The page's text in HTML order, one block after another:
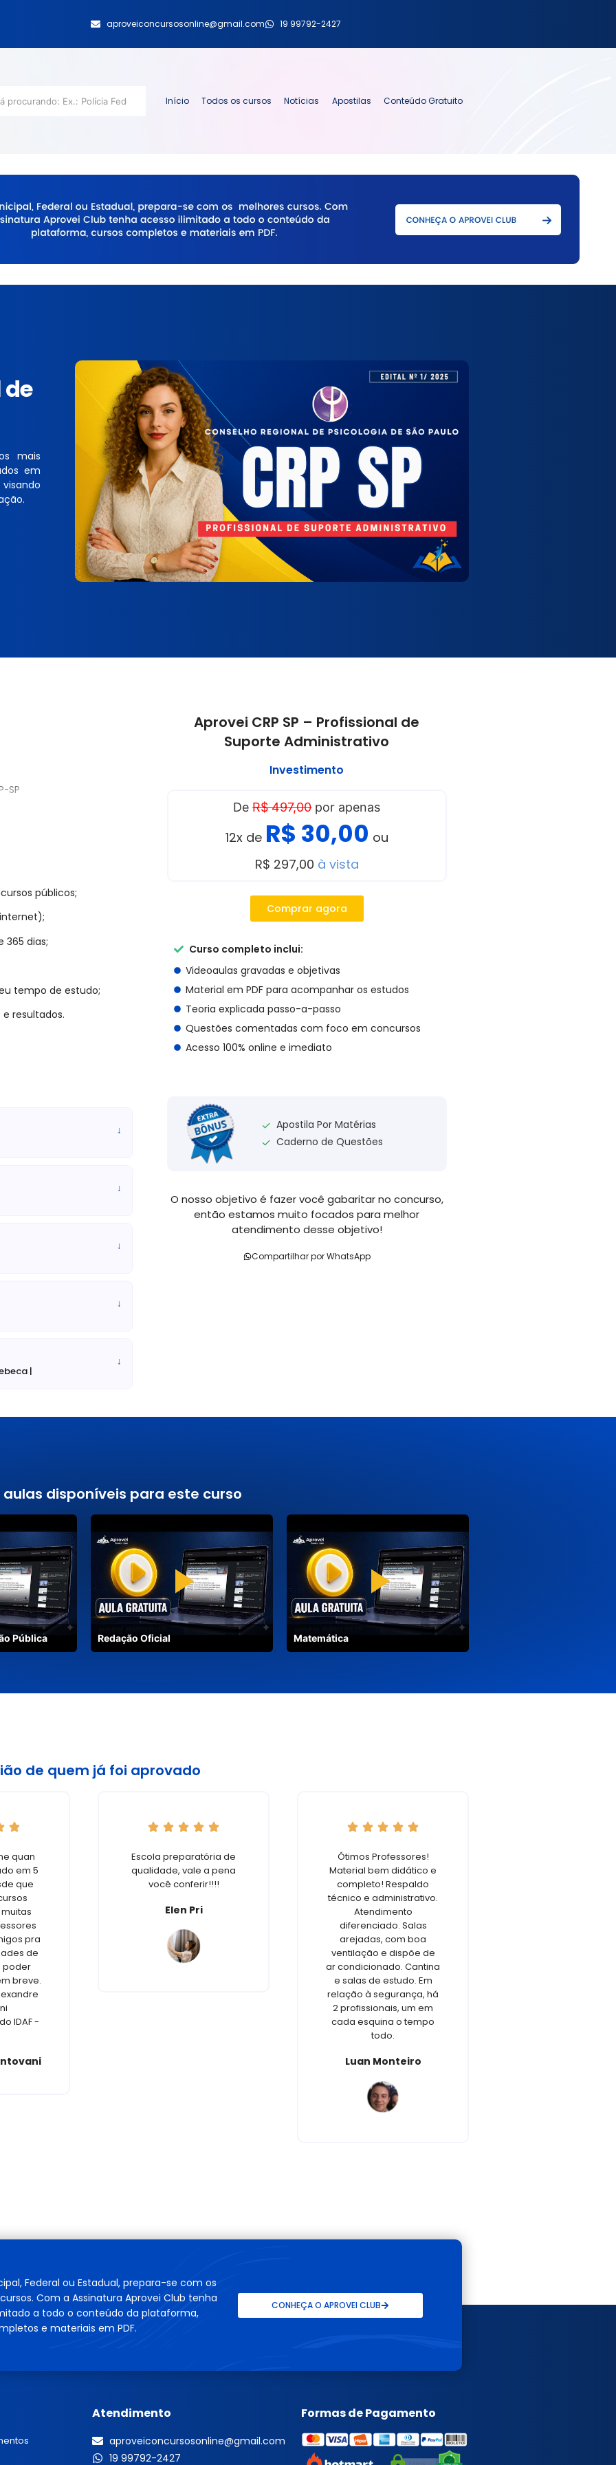
aproveiconcursosonline@gmail.com 19 99792-2427
Início Todos os cursos Notícias Apostilas Conteúdo Gratuito
de
mais
em
SP
)
para todos os cargos)
uma única vez por igual
de documentos e
e controlar material de
suporte administrativo às
Comissões Técnicas ou
manter sistema
classificar, arquivar,
a processos de registro,
e fornecer subsídios para
CRP-SP; providenciar
atualizar, elaborar e
e normativos, gráficos e
de admissão, rescisão e
de administração de
controle de estoque,
a pagar e fluxo de caixa;
lançamentos contábeis;
(atendimento, secretaria,
da Subsede; realizar
cuidar da infraestrutura
e fornecer subsídios para
este cargo.
entre a Sede e
Cruzes, Assis, Santos,
e 1 para São Paulo –
a R$ 75,57 por dia); Vale
e Odontológico); Plano de
públicos;
365 dias;
tempo de estudo;
resultados.
↓
↓
↓
↓
|
↓
Aprovei CRP SP – Profissional de
Suporte Administrativo
Investimento
DeR$ 497,00por apenas
12x de R$ 30,00 ou
R$ 297,00 à vista
Comprar agora
Curso completo inclui:
Videoaulas gravadas e objetivas
Material em PDF para acompanhar os estudos
Teoria explicada passo-a-passo
Questões comentadas com foco em concursos
Acesso 100% online e imediato
✓ Apostila Por Matérias
✓ Caderno de Questões
O nosso objetivo é fazer você gabaritar no concurso,
então estamos muito focados para melhor
atendimento desse objetivo!
Compartilhar por WhatsApp
disponíveis para este curso
Pública Redação Oficial Matemática
de quem já foi aprovado
quan
em 5
que
pra
de
poder
breve.
IDAF -
Escola preparatória de
qualidade, vale a pena
você conferir!!!!
Elen Pri
Ótimos Professores!
Material bem didático e
completo! Respaldo
técnico e administrativo.
Atendimento
diferenciado. Salas
arejadas, com boa
ventilação e dispõe de
ar condicionado. Cantina
e salas de estudo. Em
relação à segurança, há
2 profissionais, um em
cada esquina o tempo
todo.
Luan Monteiro
Federal ou Estadual, prepara-se com os
Com a Assinatura Aprovei Club tenha
a todo o conteúdo da plataforma,
e materiais em PDF.
CONHEÇA O APROVEI CLUB
Atendimento
aproveiconcursosonline@gmail.com
19 99792-2427
Formas de Pagamento